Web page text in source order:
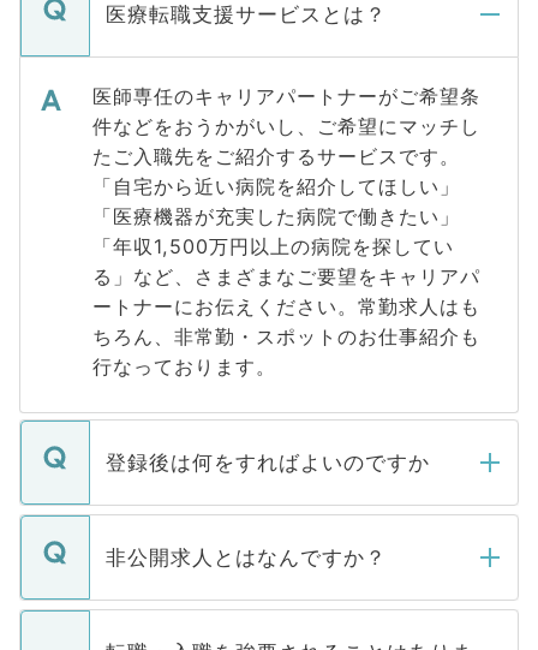
医療転職支援サービスとは？
医師専任のキャリアパートナーがご希望条
件などをおうかがいし、ご希望にマッチし
たご入職先をご紹介するサービスです。
「自宅から近い病院を紹介してほしい」
「医療機器が充実した病院で働きたい」
「年収1,500万円以上の病院を探してい
る」など、さまざまなご要望をキャリアパ
ートナーにお伝えください。常勤求人はも
ちろん、非常勤・スポットのお仕事紹介も
行なっております。
登録後は何をすればよいのですか
ご登録いただきましたら、弊社担当者がご
登録内容を確認し、その後メールもしくは
ます。通常、5営業日以内にはご連絡をせて
いただきますので、しばらくお待ちくださ
非公開求人とはなんですか？
マイナビDOCTORで取り扱っている求人の